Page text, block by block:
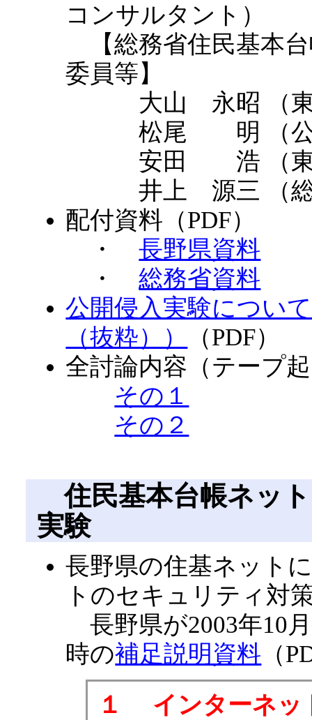
コンサルタント）
【総務省住民基本
委員等】
大山 永昭 （東
松尾 明 （公認
安田 浩 （東京
井上 源三 （総務
配付資料（PDF）
・長野県資料
・総務省資料
公開侵入実験につい
（抜粋））
（PDF）
全討論内容（テープ
その１
その２
住民基本台帳ネッ
実験
長野県の住基ネット
トのセキュリティ対
長野県が2003年10
時の補足説明資料 （
１ インターネッ